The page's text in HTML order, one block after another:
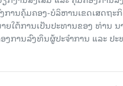
ການຄຸ້ມຄອງ-ບໍລິຫານເຂດເສດຖ
ຍໃຕ້ການເປັນປະທານຂອງ ທ່ານ
ງການລົງທຶນຜູ້ປະຈໍາການ ແລະ